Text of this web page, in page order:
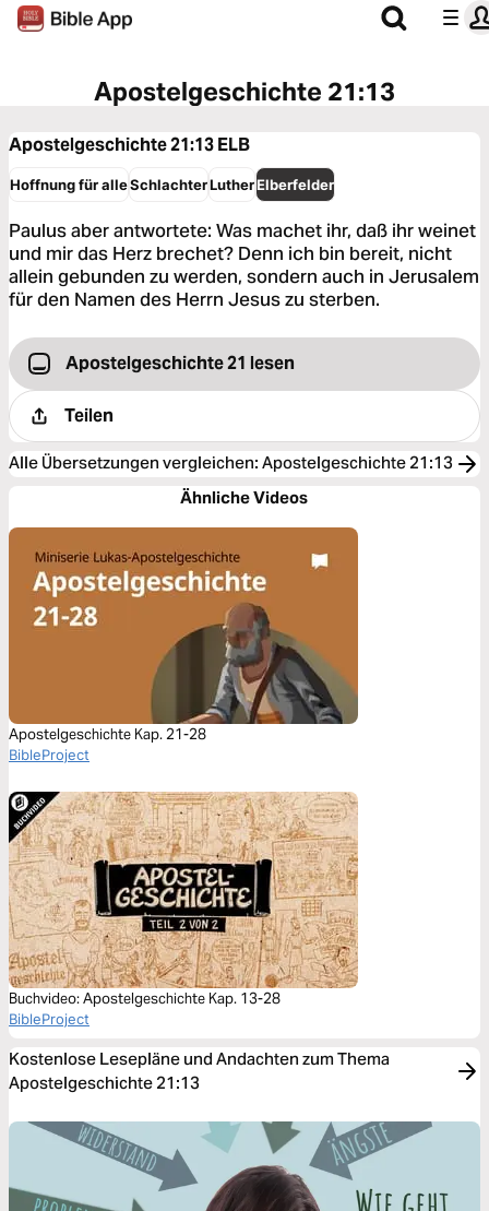
Apostelgeschichte 21:13
Apostelgeschichte 21:13ELB
Hoffnung für alleSchlachterLutherElberfelder
Paulus aber antwortete: Was machet ihr, daß ihr weinet
und mir das Herz brechet? Denn ich bin bereit, nicht
allein gebunden zu werden, sondern auch in Jerusalem
für den Namen des Herrn Jesus zu sterben.
Apostelgeschichte 21 lesen
Teilen
Alle Übersetzungen vergleichen: Apostelgeschichte 21:13
Ähnliche Videos
Apostelgeschichte Kap. 21-28
BibleProject
Buchvideo: Apostelgeschichte Kap. 13-28
BibleProject
Kostenlose Lesepläne und Andachten zum Thema
Apostelgeschichte 21:13